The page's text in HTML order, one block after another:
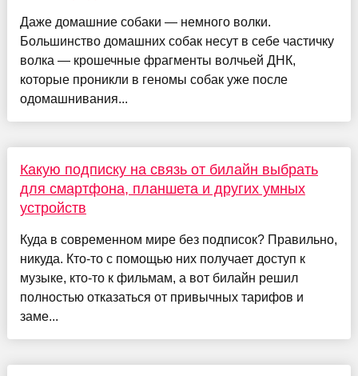
Даже домашние собаки — немного волки.
Большинство домашних собак несут в себе частичку
волка — крошечные фрагменты волчьей ДНК,
которые проникли в геномы собак уже после
одомашнивания...
Какую подписку на связь от билайн выбрать
для смартфона, планшета и других умных
устройств
Куда в современном мире без подписок? Правильно,
никуда. Кто-то с помощью них получает доступ к
музыке, кто-то к фильмам, а вот билайн решил
полностью отказаться от привычных тарифов и
заме...